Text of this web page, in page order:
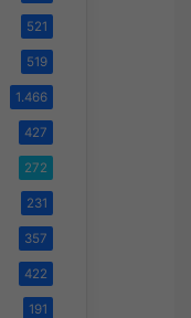
521
519
1.466
427
272
231
357
422
191